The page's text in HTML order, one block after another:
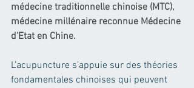
médecine traditionnelle chinoise (MTC),
médecine millénaire reconnue Médecine
d'Etat en Chine.
L’acupuncture s’appuie sur des théories
fondamentales chinoises qui peuvent